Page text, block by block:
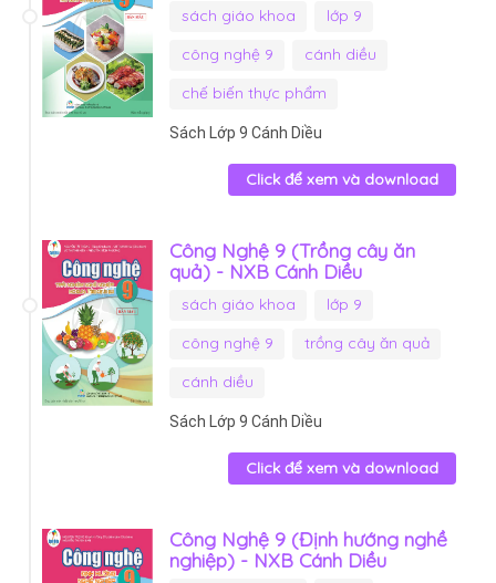
sách giáo khoa
lớp 9
công nghệ 9
cánh diều
chế biến thực phẩm
Sách Lớp 9 Cánh Diều
Click để xem và download
Công Nghệ 9 (Trồng cây ăn
quả) - NXB Cánh Diều
sách giáo khoa
lớp 9
công nghệ 9
trồng cây ăn quả
cánh diều
Sách Lớp 9 Cánh Diều
Click để xem và download
Công Nghệ 9 (Định hướng nghề
nghiệp) - NXB Cánh Diều